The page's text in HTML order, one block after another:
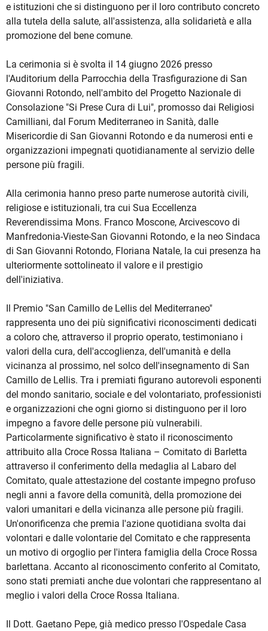
e istituzioni che si distinguono per il loro contributo concreto
alla tutela della salute, all'assistenza, alla solidarietà e alla
promozione del bene comune.
La cerimonia si è svolta il 14 giugno 2026 presso
l'Auditorium della Parrocchia della Trasfigurazione di San
Giovanni Rotondo, nell'ambito del Progetto Nazionale di
Consolazione "Si Prese Cura di Lui", promosso dai Religiosi
Camilliani, dal Forum Mediterraneo in Sanità, dalle
Misericordie di San Giovanni Rotondo e da numerosi enti e
organizzazioni impegnati quotidianamente al servizio delle
persone più fragili.
Alla cerimonia hanno preso parte numerose autorità civili,
religiose e istituzionali, tra cui Sua Eccellenza
Reverendissima Mons. Franco Moscone, Arcivescovo di
Manfredonia-Vieste-San Giovanni Rotondo, e la neo Sindaca
di San Giovanni Rotondo, Floriana Natale, la cui presenza ha
ulteriormente sottolineato il valore e il prestigio
dell'iniziativa.
Il Premio "San Camillo de Lellis del Mediterraneo"
rappresenta uno dei più significativi riconoscimenti dedicati
a coloro che, attraverso il proprio operato, testimoniano i
valori della cura, dell'accoglienza, dell'umanità e della
vicinanza al prossimo, nel solco dell'insegnamento di San
Camillo de Lellis. Tra i premiati figurano autorevoli esponenti
del mondo sanitario, sociale e del volontariato, professionisti
e organizzazioni che ogni giorno si distinguono per il loro
impegno a favore delle persone più vulnerabili.
Particolarmente significativo è stato il riconoscimento
attribuito alla Croce Rossa Italiana – Comitato di Barletta
attraverso il conferimento della medaglia al Labaro del
Comitato, quale attestazione del costante impegno profuso
negli anni a favore della comunità, della promozione dei
valori umanitari e della vicinanza alle persone più fragili.
Un'onorificenza che premia l'azione quotidiana svolta dai
volontari e dalle volontarie del Comitato e che rappresenta
un motivo di orgoglio per l'intera famiglia della Croce Rossa
barlettana. Accanto al riconoscimento conferito al Comitato,
sono stati premiati anche due volontari che rappresentano al
meglio i valori della Croce Rossa Italiana.
Il Dott. Gaetano Pepe, già medico presso l'Ospedale Casa